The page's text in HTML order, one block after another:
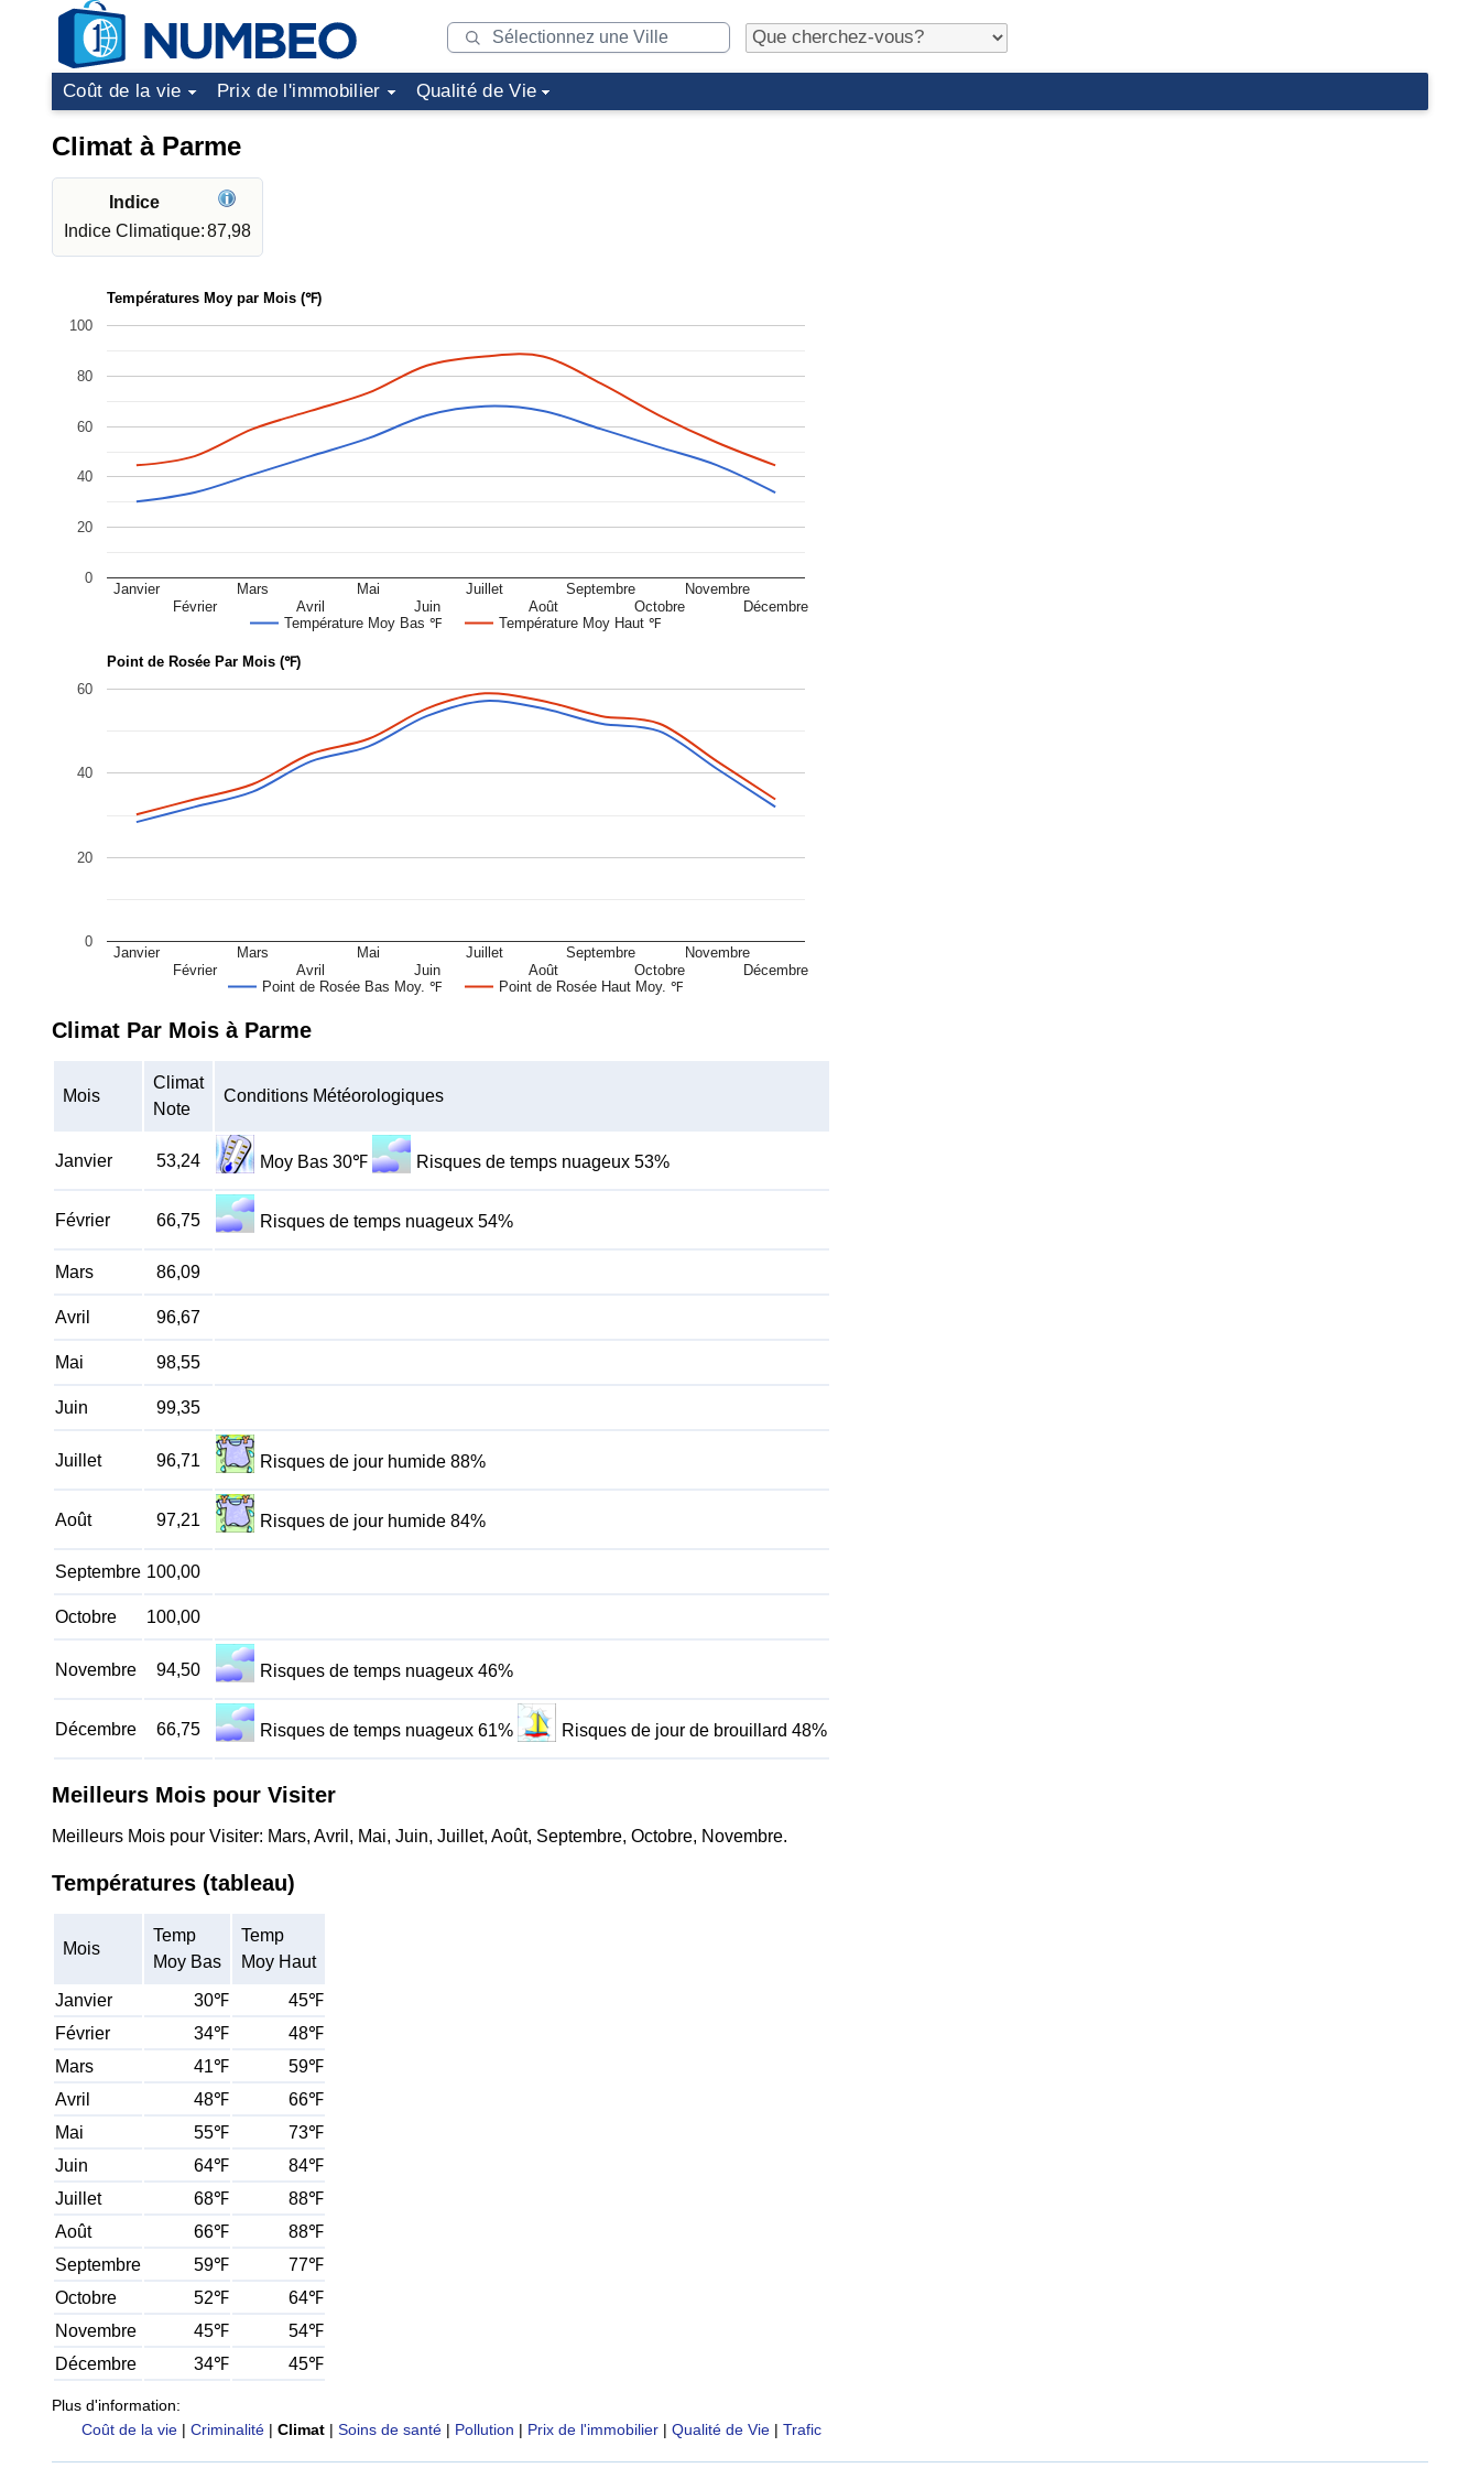
Coût de la vie Prix de l'immobilier Qualité de Vie
Climat à Parme
Indice
Indice Climatique:87,98
Températures Moy par Mois (℉)
Température Moy Bas ℉ Température Moy Haut ℉
Janvier
Février
Mars
Avril
Mai
Juin
Juillet
Août
Septembre
Octobre
Novembre
Décembre
0
20
40
60
80
100
Point de Rosée Par Mois (℉)
Point de Rosée Bas Moy. ℉ Point de Rosée Haut Moy. ℉
Janvier
Février
Mars
Avril
Mai
Juin
Juillet
Août
Septembre
Octobre
Novembre
Décembre
0
20
40
60
Climat Par Mois à Parme
Mois
Climat
Note
Conditions Météorologiques
Janvier 53,24 Moy Bas 30℉ Risques de temps nuageux 53%
Février 66,75 Risques de temps nuageux 54%
Mars 86,09
Avril 96,67
Mai 98,55
Juin 99,35
Juillet 96,71 Risques de jour humide 88%
Août 97,21 Risques de jour humide 84%
Septembre 100,00
Octobre 100,00
Novembre 94,50 Risques de temps nuageux 46%
Décembre 66,75 Risques de temps nuageux 61% Risques de jour de brouillard 48%
Meilleurs Mois pour Visiter
Meilleurs Mois pour Visiter: Mars, Avril, Mai, Juin, Juillet, Août, Septembre, Octobre, Novembre.
Températures (tableau)
Mois
Temp
Moy Bas
Temp
Moy Haut
Janvier 30℉
45℉
Février
34℉
48℉
Mars
41℉
59℉
Avril
48℉
66℉
Mai
55℉
73℉
Juin
64℉
84℉
Juillet
68℉
88℉
Août
66℉
88℉
Septembre
59℉
77℉
Octobre
52℉
64℉
Novembre
45℉
54℉
Décembre
34℉ 45℉
Plus d'information:
Coût de la vie | Criminalité | Climat | Soins de santé | Pollution | Prix de l'immobilier | Qualité de Vie | Trafic